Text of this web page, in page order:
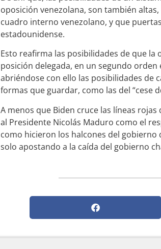
oposición venezolana, son también
cuadro interno venezolano, y que
estadounidense.
Esto reafirma las posibilidades de que la
posición delegada, en un segundo
abriéndose con ello las posibilidades de
formas que guardar, como las del “cese
A menos que Biden cruce las líneas
al Presidente Nicolás Maduro como el
como hicieron los halcones del
solo apostando a la caída del gobierno